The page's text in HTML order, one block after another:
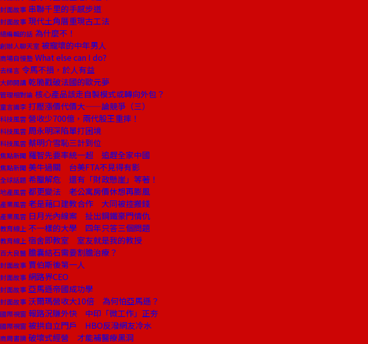
封面故事 串聯千里的手感步道
封面故事 現代土角厝重現古工法
總編輯的話 為什麼不！
創辦人聊天室 被寵壞的中年男人
商場自慢塾 What else can I do?
去梯言 令馬不損，於人有益
大師開講 乾脆戳破法國的歐元夢
管理相對論 核心產品該走自製模式或轉向外包？
童言識李 打壓漲價代價大——論競爭（三）
科技風雲 營收少700億，兩代股王重摔！
科技風雲 周永明深陷單打困境
科技風雲 蔡明介雪恥三計到位
焦點新聞 羅智先要率統一超 追趕全家中國
焦點新聞 美牛過關 台美FTA不見得有影
全球話題 希臘解危 還有「財政懸崖」等著！
地產風雲 都更變法 老公寓房價休想再膨風
產業風雲 老是藉口建教合作 大同被控搬錢
產業風雲 日月光內線案 扯出鋼鐵豪門情仇
教育線上 不一樣的大學 四年只答三個問題
教育線上 宿舍即教室 室友就是我的教授
百大良醫 膽囊結石需要割膽治療？
封面故事 賈伯斯後第一人
封面故事 網路界CEO
封面故事 亞馬遜帝國成功學
封面故事 沃爾瑪營收大10倍 為何怕亞馬遜？
國際視窗 報路況賺外快 中印「微工作」正夯
國際視窗 被拱自立門戶 HBO反潑網友冷水
商周書摘 破壞式經營 才能補醫療黑洞